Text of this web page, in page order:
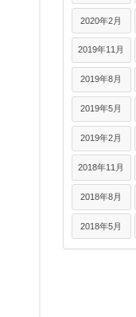
2020年2月
2019年11月
2019年8月
2019年5月
2019年2月
2018年11月
2018年8月
2018年5月